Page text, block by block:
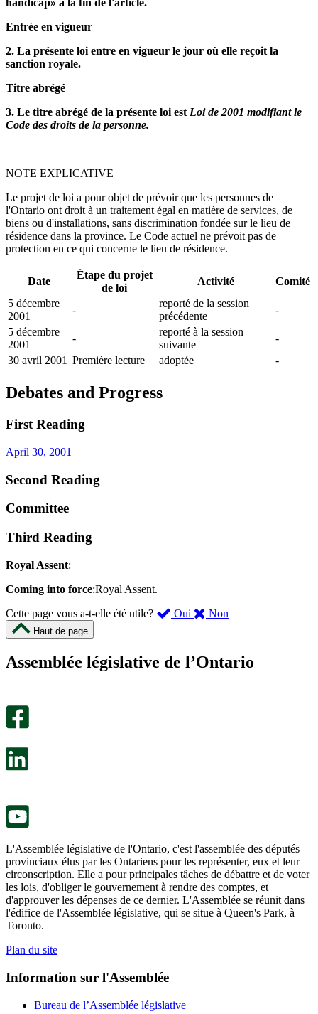
handicap» à la fin de l'article.
Entrée en vigueur
2. La présente loi entre en vigueur le jour où elle reçoit la
sanction royale.
Titre abrégé
3. Le titre abrégé de la présente loi est Loi de 2001 modifiant le
Code des droits de la personne.
NOTE EXPLICATIVE
Le projet de loi a pour objet de prévoir que les personnes de
l'Ontario ont droit à un traitement égal en matière de services, de
biens ou d'installations, sans discrimination fondée sur le lieu de
résidence dans la province. Le Code actuel ne prévoit pas de
protection en ce qui concerne le lieu de résidence.
Date
Étape du projet
de loi
Activité
Comité
5 décembre
2001
-
reporté de la session
précédente
-
5 décembre
2001
-
reporté à la session
suivante
-
30 avril 2001 Première lecture adoptée -
Debates and Progress
First Reading
April 30, 2001
Second Reading
Committee
Third Reading
Royal Assent:
Coming into force:Royal Assent.
Cette page vous a-t-elle été utile?
Oui ,
été
Non
m’a
Haut de page
Assemblée législative de l’Ontario
L'Assemblée législative de l'Ontario, c'est l'assemblée des députés
provinciaux élus par les Ontariens pour les représenter, eux et leur
circonscription. Elle a pour principales tâches de débattre et de voter
les lois, d'obliger le gouvernement à rendre des comptes, et
d'approuver les dépenses de ce dernier. L'Assemblée se réunit dans
l'édifice de l'Assemblée législative, qui se situe à Queen's Park, à
Toronto.
Plan du site
Information sur l'Assemblée
Bureau de l’Assemblée législative